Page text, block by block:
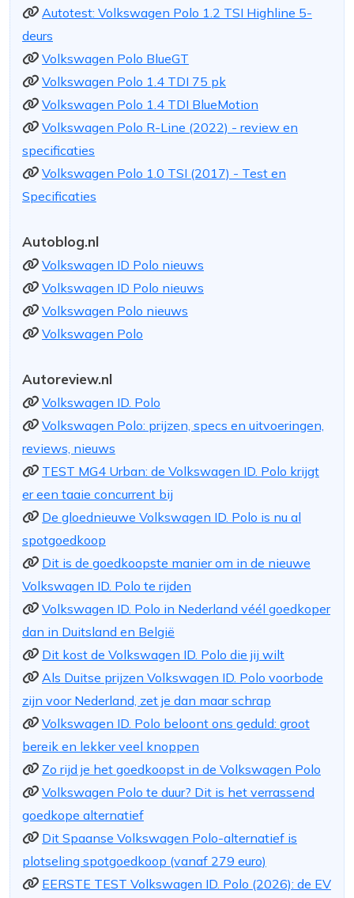
Autotest: Volkswagen Polo 1.2 TSI Highline 5-
deurs
Volkswagen Polo BlueGT
Volkswagen Polo 1.4 TDI 75 pk
Volkswagen Polo 1.4 TDI BlueMotion
Volkswagen Polo R-Line (2022) - review en
specificaties
Volkswagen Polo 1.0 TSI (2017) - Test en
Specificaties
Autoblog.nl
Volkswagen ID Polo nieuws
Volkswagen ID Polo nieuws
Volkswagen Polo nieuws
Volkswagen Polo
Autoreview.nl
Volkswagen ID. Polo
Volkswagen Polo: prijzen, specs en uitvoeringen,
reviews, nieuws
TEST MG4 Urban: de Volkswagen ID. Polo krijgt
er een taaie concurrent bij
De gloednieuwe Volkswagen ID. Polo is nu al
spotgoedkoop
Dit is de goedkoopste manier om in de nieuwe
Volkswagen ID. Polo te rijden
Volkswagen ID. Polo in Nederland véél goedkoper
dan in Duitsland en België
Dit kost de Volkswagen ID. Polo die jij wilt
Als Duitse prijzen Volkswagen ID. Polo voorbode
zijn voor Nederland, zet je dan maar schrap
Volkswagen ID. Polo beloont ons geduld: groot
bereik en lekker veel knoppen
Zo rijd je het goedkoopst in de Volkswagen Polo
Volkswagen Polo te duur? Dit is het verrassend
goedkope alternatief
Dit Spaanse Volkswagen Polo-alternatief is
plotseling spotgoedkoop (vanaf 279 euro)
EERSTE TEST Volkswagen ID. Polo (2026): de EV